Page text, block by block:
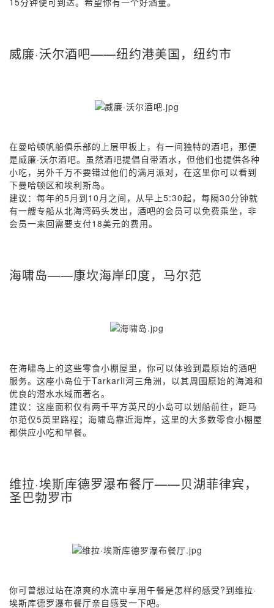
威廉·沃尔酒吧——纽约港美国，纽约市
在曼哈顿帆船俱乐部的上层甲板上，有一间独特的酒吧，那便
是威廉·沃尔酒吧。虽然酒吧提倡自带酒水，但他们也提供各种
小吃，另外千万不要错过他们的满月派对，在这里你可以看到
下曼哈顿区和埃利斯岛。
建议：每年的5月到10月之间，从早上5:30起，每隔30分钟就
有一艘专船从北海湾码头发出，酒吧的会员可以免费乘坐，非
会员一来回需要支付18美元的费用。
海啸岛——康坎海岸印度，马尔范
在海啸岛上的这些零食小棚屋里，你可以体验到最原始的酒吧
服务。这座小岛位于Tarkarli河三角洲，以其周围原始的海滩和
优良的潜水水域而著名。
建议：这座面积仅有两千平方英尺的小岛可以划船前往，距马
尔范仅5英里路程；海啸岛靠近海岸，这里的大多数零食小棚屋
都供应小吃和早餐。
维拉·埃斯库德罗瀑布餐厅——贝湖菲律宾，
圣巴勃罗市
你可曾想过站在凉爽的水流中享用午餐是怎样的感受?到维拉·
埃斯库德罗瀑布餐厅亲自感受一下吧。